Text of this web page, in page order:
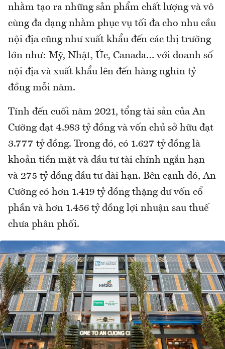
nhằm tạo ra những sản phẩm chất lượng và vô
cùng đa dạng nhằm phục vụ tối đa cho nhu cầu
nội địa cũng như xuất khẩu đến các thị trường
lớn như: Mỹ, Nhật, Úc, Canada… với doanh số
nội địa và xuất khẩu lên đến hàng nghìn tỷ
đồng mỗi năm.
Tính đến cuối năm 2021, tổng tài sản của An
Cường đạt 4.983 tỷ đồng và vốn chủ sở hữu đạt
3.777 tỷ đồng. Trong đó, có 1.627 tỷ đồng là
khoản tiền mặt và đầu tư tài chính ngắn hạn
và 275 tỷ đồng đầu tư dài hạn. Bên cạnh đó, An
Cường có hơn 1.419 tỷ đồng thặng dư vốn cổ
phần và hơn 1.456 tỷ đồng lợi nhuận sau thuế
chưa phân phối.